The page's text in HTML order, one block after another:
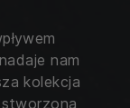
nam
kolekcja